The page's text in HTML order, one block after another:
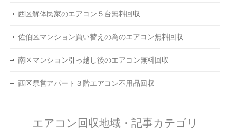
西区解体民家のエアコン５台無料回収
佐伯区マンション買い替えの為のエアコン無料回収
南区マンション引っ越し後のエアコン無料回収
西区県営アパート３階エアコン不用品回収
エアコン回収地域・記事カテゴリ